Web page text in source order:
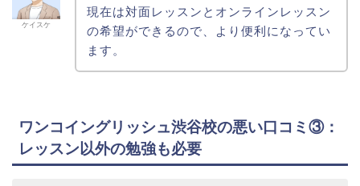
ケイスケ
現在は対面レッスンとオンラインレッスン
の希望ができるので、より便利になってい
ます。
ワンコイングリッシュ渋谷校の悪い口コミ③：
レッスン以外の勉強も必要